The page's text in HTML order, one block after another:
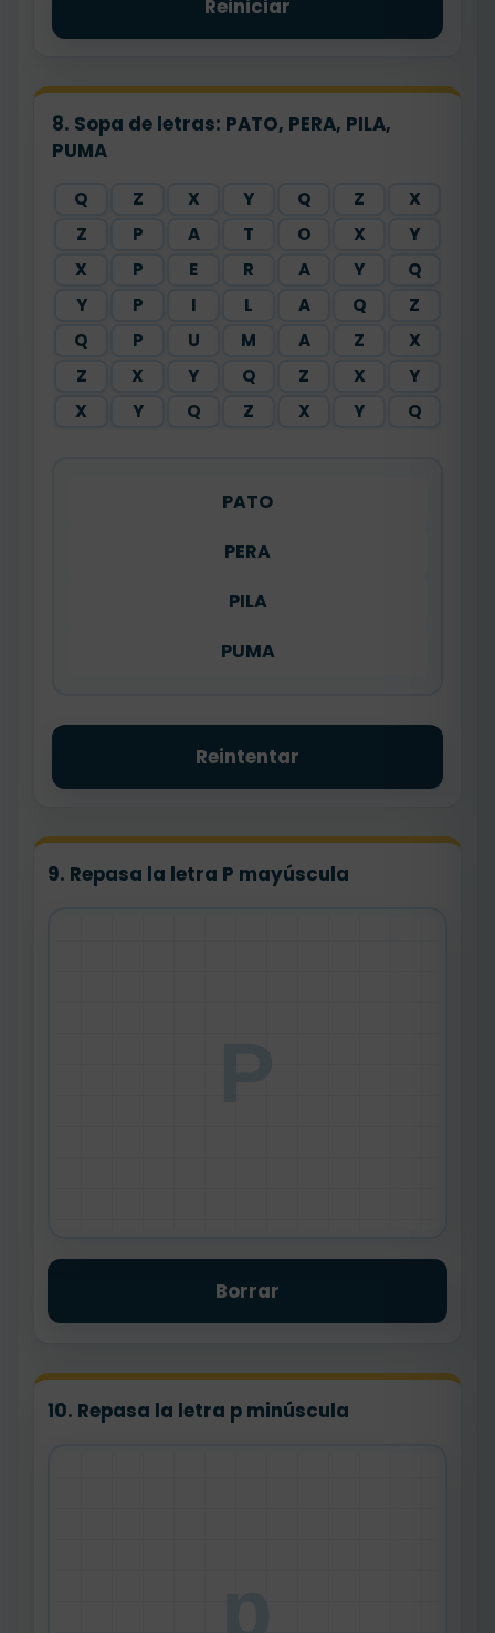
Reiniciar
8. Sopa de letras: PATO, PERA, PILA,
PUMA
Q Z X Y Q Z
X
Z
P A T O X
Y
X
P E R A Y
Q
Y
P I L A Q
Z
Q
P U M A Z
X
Z
X Y Q Z X
Y
X
Y Q Z X Y Q
PATO
PERA
PILA
PUMA
Reintentar
9. Repasa la letra P mayúscula
Borrar
10. Repasa la letra p minúscula